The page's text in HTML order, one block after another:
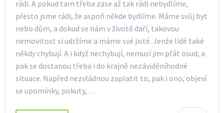
rádi. A pokud tam třeba zase až tak rádi nebydlíme,
přesto jsme rádi, že aspoň někde bydlíme. Máme svůj byt
nebo dům, a dokud se nám v životě daří, takovou
nemovitost si udržíme a máme své jisté. Jenže lidé také
někdy chybují. A i když nechybují, nemusí jim přát osud, a
pak se dostanou třeba i do krajně nezáviděníhodné
situace. Napřed nezvládnou zaplatit to, pak i ono, objeví
se upomínky, pokuty,…